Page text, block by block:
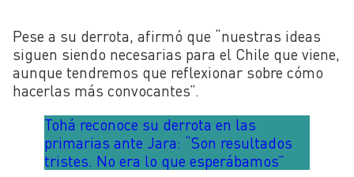
Pese a su derrota, afirmó que “nuestras ideas
siguen siendo necesarias para el Chile que viene,
aunque tendremos que reflexionar sobre cómo
hacerlas más convocantes”.
Tohá reconoce su derrota en las
primarias ante Jara: “Son resultados
tristes. No era lo que esperábamos”